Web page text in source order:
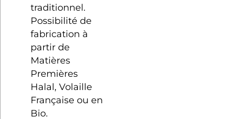
traditionnel.
Possibilité de
fabrication à
partir de
Matières
Premières
Halal, Volaille
Française ou en
Bio.